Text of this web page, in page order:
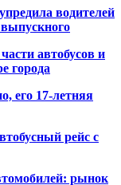
водителей
выпускного
автобусов и
города
его 17-летняя
рейс с
рынок